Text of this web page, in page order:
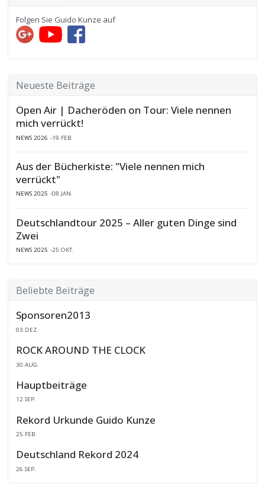
Folgen Sie Guido Kunze auf
Neueste Beiträge
Open Air | Dacheröden on Tour: Viele nennen
mich verrückt!
NEWS 2026 19.FEB.
Aus der Bücherkiste: "Viele nennen mich
verrückt"
NEWS 2025 08.JAN.
Deutschlandtour 2025 – Aller guten Dinge sind
Zwei
NEWS 2025 25.OKT.
Beliebte Beiträge
Sponsoren2013
03.DEZ.
ROCK AROUND THE CLOCK
30.AUG.
Hauptbeiträge
12.SEP.
Rekord Urkunde Guido Kunze
25.FEB.
Deutschland Rekord 2024
26.SEP.